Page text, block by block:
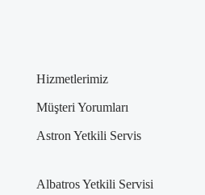
Hizmetlerimiz
Müşteri Yorumları
Astron Yetkili Servis
Albatros Yetkili Servisi